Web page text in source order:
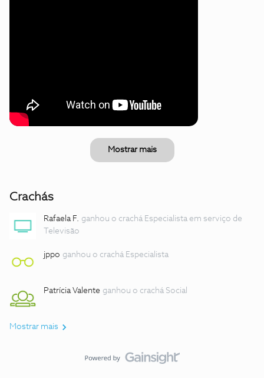
Mostrar mais
Crachás
Rafaela F. ganhou o crachá Especialista em serviço de
Televisão
jppo ganhou o crachá Especialista
Patrícia Valente ganhou o crachá Social
Mostrar mais